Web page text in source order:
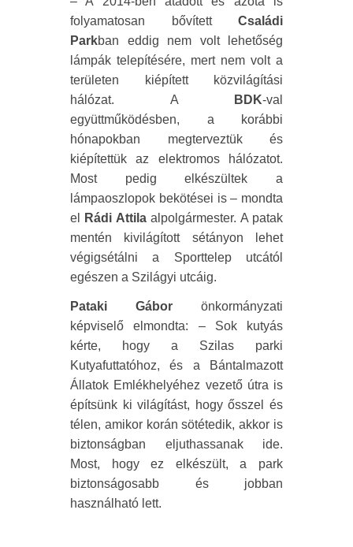
folyamatosan bővített Családi
Parkban eddig nem volt lehetőség
lámpák telepítésére, mert nem volt a
területen kiépített közvilágítási
hálózat. A
BDK-val
együttműködésben, a korábbi
hónapokban megterveztük és
kiépítettük az elektromos hálózatot.
Most pedig elkészültek a
lámpaoszlopok bekötései is – mondta
el
Rádi Attilaalpolgármester. A patak
mentén kivilágított sétányon lehet
végigsétálni a Sporttelep utcától
egészen a Szilágyi utcáig.
Pataki Gábor önkormányzati
képviselő elmondta: – Sok kutyás
kérte, hogy a Szilas parki
Kutyafuttatóhoz, és a Bántalmazott
Állatok Emlékhelyéhez vezető útra is
építsünk ki világítást, hogy ősszel és
télen, amikor korán sötétedik, akkor is
biztonságban eljuthassanak ide.
Most, hogy ez elkészült, a park
biztonságosabb és jobban
használható lett.